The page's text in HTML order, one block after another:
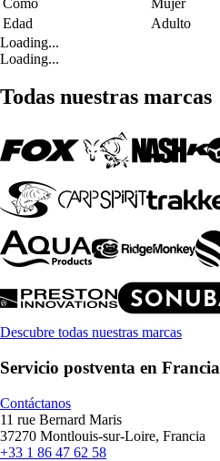
Edad
Adulto
Loading...
Loading...
Todas nuestras marcas
Descubre todas nuestras marcas
Servicio postventa en Francia
Contáctanos
11 rue Bernard Maris
37270 Montlouis-sur-Loire, Francia
+33 1 86 47 62 58